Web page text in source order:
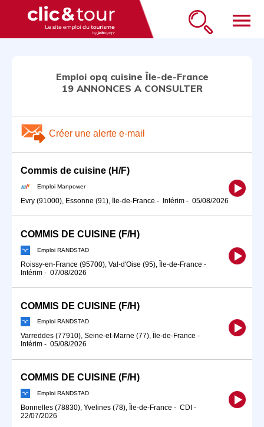
menu
Emploi opq cuisine Île-de-France
19 ANNONCES A CONSULTER
Créer une alerte e-mail
Commis de cuisine (H/F)
Emploi Manpower
Évry (91000), Essonne (91), Île-de-France - Intérim - 05/08/2026
COMMIS DE CUISINE (F/H)
Emploi RANDSTAD
Roissy-en-France (95700), Val-d'Oise (95), Île-de-France -
Intérim - 07/08/2026
COMMIS DE CUISINE (F/H)
Emploi RANDSTAD
Varreddes (77910), Seine-et-Marne (77), Île-de-France -
Intérim - 05/08/2026
COMMIS DE CUISINE (F/H)
Emploi RANDSTAD
Bonnelles (78830), Yvelines (78), Île-de-France - CDI -
22/07/2026